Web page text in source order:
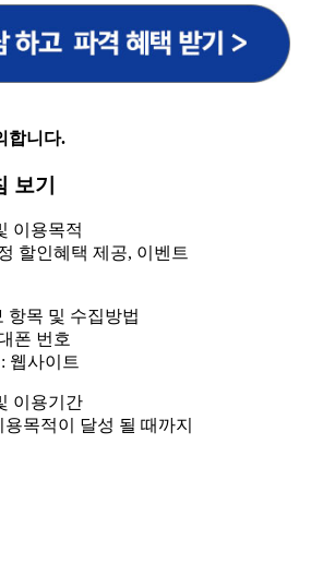
비롯한 해커스 교육그룹의 새로운 서
이벤트, 최신 정보 안내 등 신청자의 취
서비스를 제공하기 위함.
커스잡, 해커스금융, 해커스임용, 해커스공무
스소방, 해커스공인중개사, 해커스주택관리
/이용 기간: 법령상 정하는 경우를 제
시까지 이용 및 보관합니다. 단, 비회
부터 3년 이내 탈퇴하는 자의 경우,
분쟁처리를 위해 3년간 보관합니다.
이 제한됩니다.
합니다.
보기
이용목적
할인혜택 제공, 이벤트
항목 및 수집방법
폰 번호
웹사이트
이용기간
목적이 달성 될 때까지